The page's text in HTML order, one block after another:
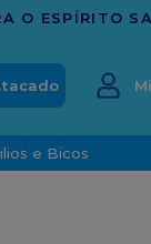
E
e Bicos